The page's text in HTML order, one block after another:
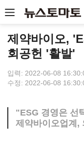
제약바이오,
회공헌 '활발'
입력: 2022-06-08
수정: 2022-06-08
"ESG 경영은 선
제약바이오업계,